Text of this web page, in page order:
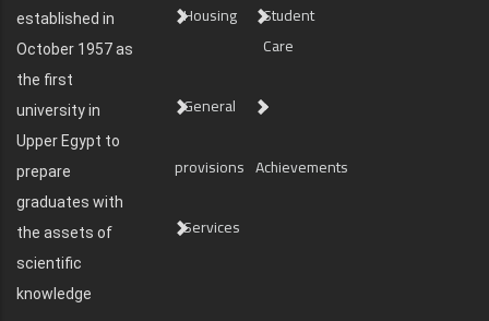
established in
October 1957 as
the first
university in
Upper Egypt to
prepare
graduates with
the assets of
scientific
knowledge
Housing
Student
Care
General
provisions Achievements
Services